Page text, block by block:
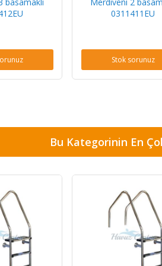
0311411EU
Stok sorunuz
Bu Kategorinin En